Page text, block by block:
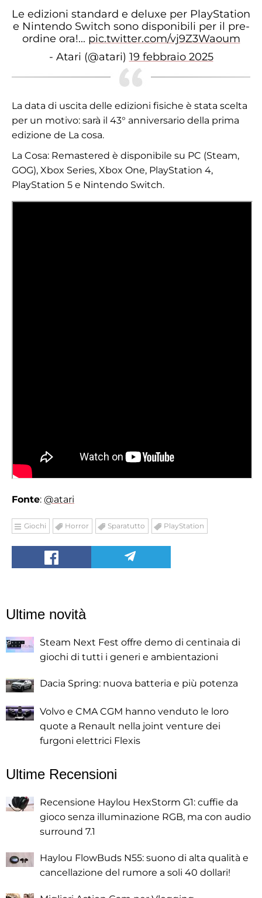
Le edizioni standard e deluxe per PlayStation
e Nintendo Switch sono disponibili per il pre-
ordine ora!... pic.twitter.com/vj9Z3Waoum
- Atari (@atari) 19 febbraio 2025
La data di uscita delle edizioni fisiche è stata scelta
per un motivo: sarà il 43° anniversario della prima
edizione de La cosa.
La Cosa: Remastered è disponibile su PC (Steam,
GOG), Xbox Series, Xbox One, PlayStation 4,
PlayStation 5 e Nintendo Switch.
Fonte: @atari
Giochi Horror Sparatutto PlayStation
Ultime novità
Steam Next Fest offre demo di centinaia di
giochi di tutti i generi e ambientazioni
Dacia Spring: nuova batteria e più potenza
Volvo e CMA CGM hanno venduto le loro
quote a Renault nella joint venture dei
furgoni elettrici Flexis
Ultime Recensioni
Recensione Haylou HexStorm G1: cuffie da
gioco senza illuminazione RGB, ma con audio
surround 7.1
Haylou FlowBuds N55: suono di alta qualità e
cancellazione del rumore a soli 40 dollari!